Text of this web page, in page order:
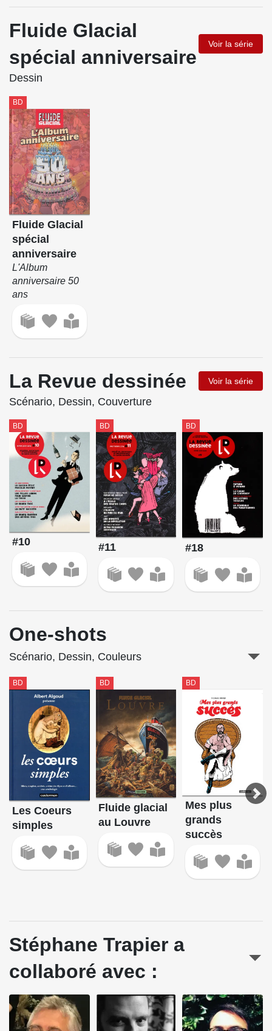
Fluide Glacial
spécial anniversaire
Voir la série
Dessin
BD
Fluide Glacial
spécial
anniversaire
L'Album
anniversaire 50
ans
La Revue dessinée Voir la série
Scénario, Dessin, Couverture
BD
#10
BD
#11
BD
#18
One-shots
Scénario, Dessin, Couleurs
BD
Les Coeurs
simples
BD
Fluide glacial
au Louvre
BD
Mes plus
grands
succès
Stéphane Trapier a
collaboré avec :